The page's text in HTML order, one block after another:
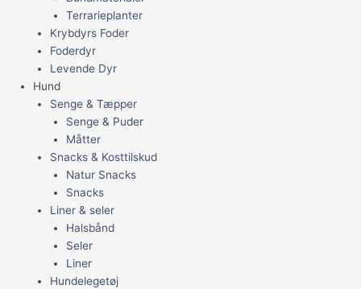
Terrarieplanter
Krybdyrs Foder
Foderdyr
Levende Dyr
Hund
Senge & Tæpper
Senge & Puder
Måtter
Snacks & Kosttilskud
Natur Snacks
Snacks
Liner & seler
Halsbånd
Seler
Liner
Hundelegetøj